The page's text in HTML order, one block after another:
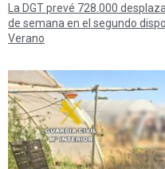
La DGT prevé 728.000
de semana en el segundo
Verano